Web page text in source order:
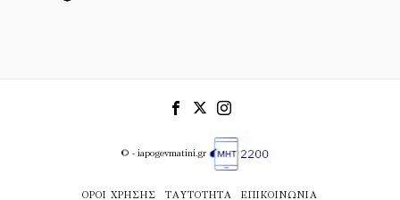
© - iapogevmatini.gr
ΌΡΟΙ ΧΡΉΣΗΣ ΤΑΥΤΌΤΗΤΑ ΕΠΙΚΟΙΝΩΝΊΑ